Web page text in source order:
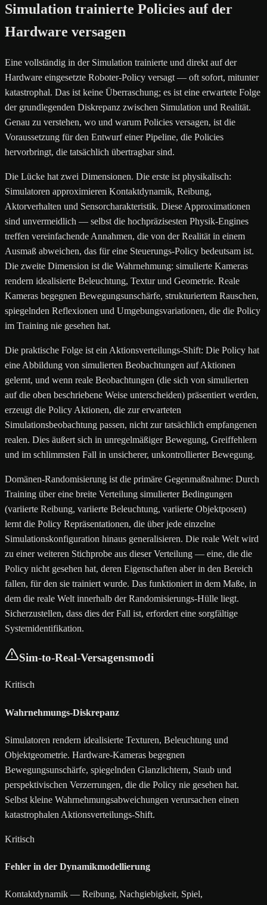
Simulation trainierte Policies auf der
Hardware versagen
Eine vollständig in der Simulation trainierte und direkt auf der
Hardware eingesetzte Roboter-Policy versagt — oft sofort, mitunter
katastrophal. Das ist keine Überraschung; es ist eine erwartete Folge
der grundlegenden Diskrepanz zwischen Simulation und Realität.
Genau zu verstehen, wo und warum Policies versagen, ist die
Voraussetzung für den Entwurf einer Pipeline, die Policies
hervorbringt, die tatsächlich übertragbar sind.
Die Lücke hat zwei Dimensionen. Die erste ist physikalisch:
Simulatoren approximieren Kontaktdynamik, Reibung,
Aktorverhalten und Sensorcharakteristik. Diese Approximationen
sind unvermeidlich — selbst die hochpräzisesten Physik-Engines
treffen vereinfachende Annahmen, die von der Realität in einem
Ausmaß abweichen, das für eine Steuerungs-Policy bedeutsam ist.
Die zweite Dimension ist die Wahrnehmung: simulierte Kameras
rendern idealisierte Beleuchtung, Textur und Geometrie. Reale
Kameras begegnen Bewegungsunschärfe, strukturiertem Rauschen,
spiegelnden Reflexionen und Umgebungsvariationen, die die Policy
im Training nie gesehen hat.
Die praktische Folge ist ein Aktionsverteilungs-Shift: Die Policy hat
eine Abbildung von simulierten Beobachtungen auf Aktionen
gelernt, und wenn reale Beobachtungen (die sich von simulierten
auf die oben beschriebene Weise unterscheiden) präsentiert werden,
erzeugt die Policy Aktionen, die zur erwarteten
Simulationsbeobachtung passen, nicht zur tatsächlich empfangenen
realen. Dies äußert sich in unregelmäßiger Bewegung, Greiffehlern
und im schlimmsten Fall in unsicherer, unkontrollierter Bewegung.
Domänen-Randomisierung ist die primäre Gegenmaßnahme: Durch
Training über eine breite Verteilung simulierter Bedingungen
(variierte Reibung, variierte Beleuchtung, variierte Objektposen)
lernt die Policy Repräsentationen, die über jede einzelne
Simulationskonfiguration hinaus generalisieren. Die reale Welt wird
zu einer weiteren Stichprobe aus dieser Verteilung — eine, die die
Policy nicht gesehen hat, deren Eigenschaften aber in den Bereich
fallen, für den sie trainiert wurde. Das funktioniert in dem Maße, in
dem die reale Welt innerhalb der Randomisierungs-Hülle liegt.
Sicherzustellen, dass dies der Fall ist, erfordert eine sorgfältige
Systemidentifikation.
Sim-to-Real-Versagensmodi
Kritisch
Wahrnehmungs-Diskrepanz
Simulatoren rendern idealisierte Texturen, Beleuchtung und
Objektgeometrie. Hardware-Kameras begegnen
Bewegungsunschärfe, spiegelnden Glanzlichtern, Staub und
perspektivischen Verzerrungen, die die Policy nie gesehen hat.
Selbst kleine Wahrnehmungsabweichungen verursachen einen
katastrophalen Aktionsverteilungs-Shift.
Kritisch
Fehler in der Dynamikmodellierung
Kontaktdynamik — Reibung, Nachgiebigkeit, Spiel,